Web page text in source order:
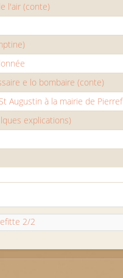
l'air (conte)
e lo bombaire (conte)
Augustin à la mairie de
explications)
2/2